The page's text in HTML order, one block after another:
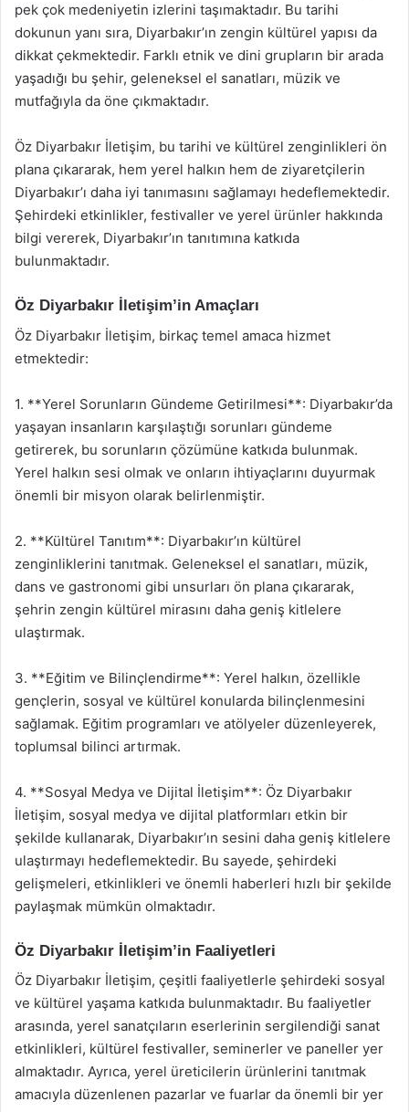
pek çok medeniyetin izlerini taşımaktadır. Bu tarihi
dokunun yanı sıra, Diyarbakır’ın zengin kültürel yapısı da
dikkat çekmektedir. Farklı etnik ve dini grupların bir arada
yaşadığı bu şehir, geleneksel el sanatları, müzik ve
mutfağıyla da öne çıkmaktadır.
Öz Diyarbakır İletişim, bu tarihi ve kültürel zenginlikleri ön
plana çıkararak, hem yerel halkın hem de ziyaretçilerin
Diyarbakır’ı daha iyi tanımasını sağlamayı hedeflemektedir.
Şehirdeki etkinlikler, festivaller ve yerel ürünler hakkında
bilgi vererek, Diyarbakır’ın tanıtımına katkıda
bulunmaktadır.
Öz Diyarbakır İletişim’in Amaçları
Öz Diyarbakır İletişim, birkaç temel amaca hizmet
etmektedir:
1. **Yerel Sorunların Gündeme Getirilmesi**: Diyarbakır’da
yaşayan insanların karşılaştığı sorunları gündeme
getirerek, bu sorunların çözümüne katkıda bulunmak.
Yerel halkın sesi olmak ve onların ihtiyaçlarını duyurmak
önemli bir misyon olarak belirlenmiştir.
2. **Kültürel Tanıtım**: Diyarbakır’ın kültürel
zenginliklerini tanıtmak. Geleneksel el sanatları, müzik,
dans ve gastronomi gibi unsurları ön plana çıkararak,
şehrin zengin kültürel mirasını daha geniş kitlelere
ulaştırmak.
3. **Eğitim ve Bilinçlendirme**: Yerel halkın, özellikle
gençlerin, sosyal ve kültürel konularda bilinçlenmesini
sağlamak. Eğitim programları ve atölyeler düzenleyerek,
toplumsal bilinci artırmak.
4. **Sosyal Medya ve Dijital İletişim**: Öz Diyarbakır
İletişim, sosyal medya ve dijital platformları etkin bir
şekilde kullanarak, Diyarbakır’ın sesini daha geniş kitlelere
ulaştırmayı hedeflemektedir. Bu sayede, şehirdeki
gelişmeleri, etkinlikleri ve önemli haberleri hızlı bir şekilde
paylaşmak mümkün olmaktadır.
Öz Diyarbakır İletişim’in Faaliyetleri
Öz Diyarbakır İletişim, çeşitli faaliyetlerle şehirdeki sosyal
ve kültürel yaşama katkıda bulunmaktadır. Bu faaliyetler
arasında, yerel sanatçıların eserlerinin sergilendiği sanat
etkinlikleri, kültürel festivaller, seminerler ve paneller yer
almaktadır. Ayrıca, yerel üreticilerin ürünlerini tanıtmak
amacıyla düzenlenen pazarlar ve fuarlar da önemli bir yer